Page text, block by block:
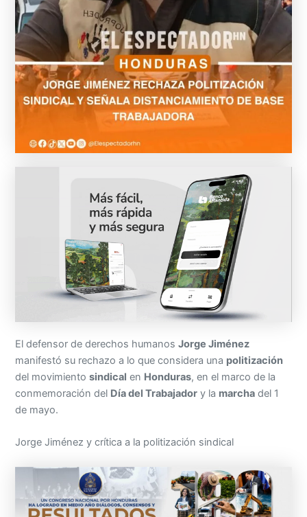
El defensor de derechos humanosJorge Jiménez
manifestó su rechazo a lo que considera una politización
del movimientosindical en Honduras, en el marco de la
conmemoración del Día del Trabajador y la marcha del 1
de mayo.
Jorge Jiménez y crítica a la politización sindical